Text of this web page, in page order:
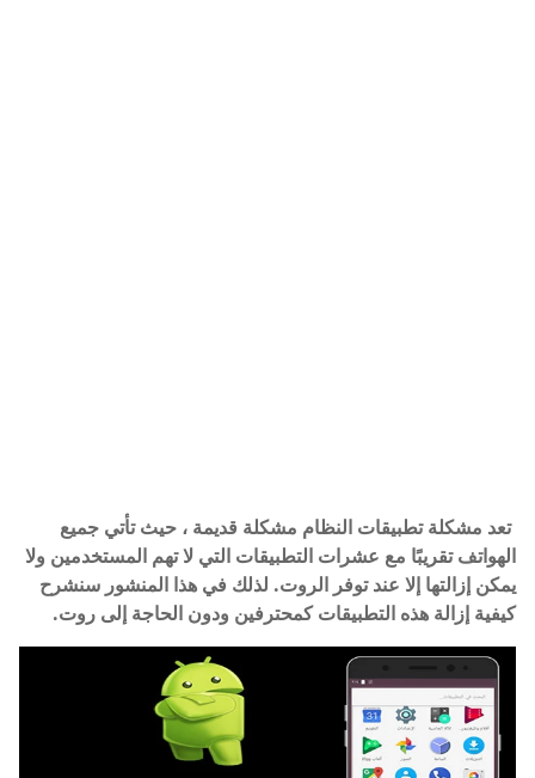
تعد مشكلة تطبيقات النظام مشكلة قديمة ، حيث تأتي جميع
الهواتف تقريبًا مع عشرات التطبيقات التي لا تهم المستخدمين ولا
يمكن إزالتها إلا عند توفر الروت. لذلك في هذا المنشور سنشرح
كيفية إزالة هذه التطبيقات كمحترفين ودون الحاجة إلى روت.